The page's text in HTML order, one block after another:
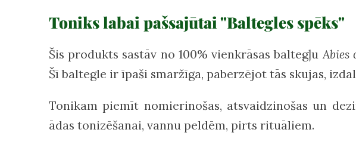
Toniks labai pašsajūtai "Baltegles spēks"
Šis produkts sastāv no 100% vienkrāsas baltegļu Abies
Šī baltegle ir īpaši smaržīga, paberzējot tās skujas,
Tonikam piemīt nomierinošas, atsvaidzinošas un
ādas tonizēšanai, vannu peldēm, pirts rituāliem.